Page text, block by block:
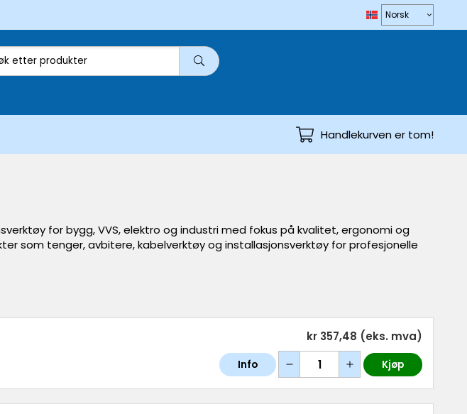
Handlekurven er tom!
for bygg, VVS, elektro og industri med fokus på kvalitet, ergonomi og
som tenger, avbitere, kabelverktøy og installasjonsverktøy for profesjonelle
kr 357,48 (eks. mva)
Info Kjøp